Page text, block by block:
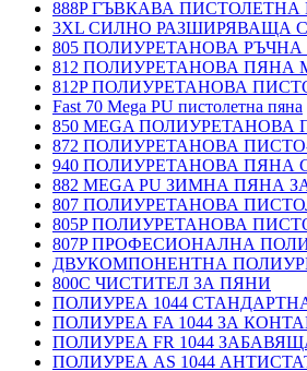
888P ГЪВКАВА
3XL СИЛНО РАЗШИРЯВАЩА
805 ПОЛИУРЕТАНОВА
812 ПОЛИУРЕТАНОВА ПЯНА
812P ПОЛИУРЕТАНОВА
Fast 70 Mega PU пистолетна пяна
850 MEGA
872 ПОЛИУРЕТАНОВА
940 ПОЛИУРЕТАНОВА
882 MEGA PU ЗИМНА ПЯНА
807 ПОЛИУРЕТАНОВА
805P ПОЛИУРЕТАНОВА
807P ПРОФЕСИОНАЛНА
ДВУКОМПОНЕНТНА
800C ЧИСТИТЕЛ ЗА ПЯНИ
ПОЛИУРЕА 1044
ПОЛИУРЕА FA 1044 ЗА
ПОЛИУРЕА FR 1044
ПОЛИУРЕА AS 1044